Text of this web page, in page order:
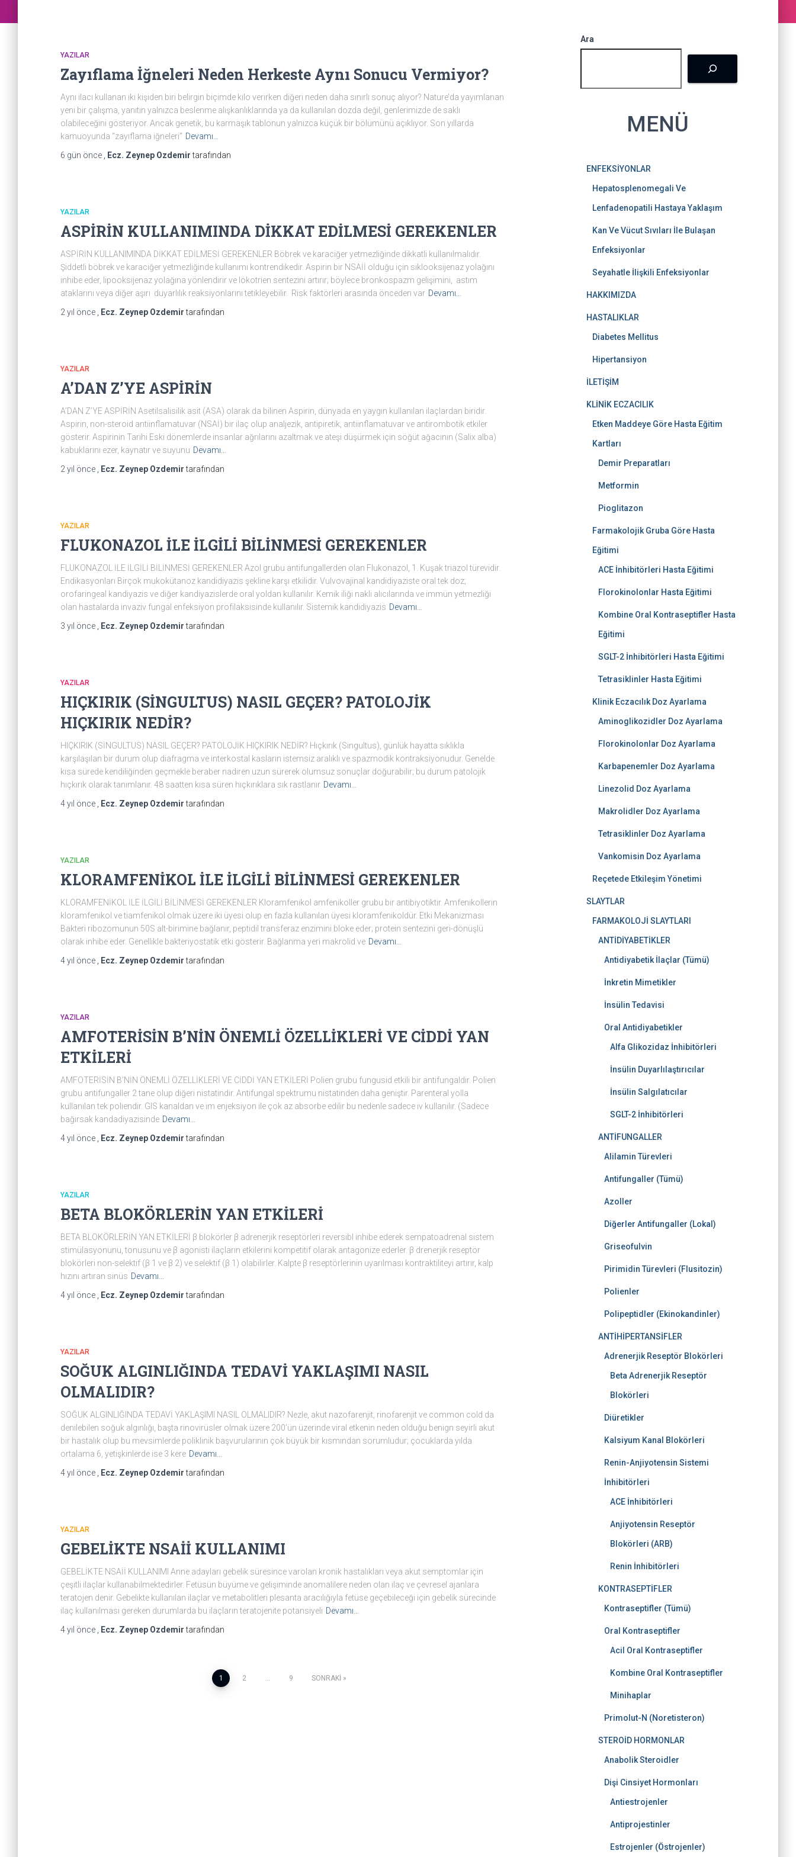
YAZILAR
Zayıflama İğneleri Neden Herkeste Aynı Sonucu Vermiyor?
Aynı ilacı kullanan iki kişiden biri belirgin biçimde kilo verirken diğeri neden daha sınırlı sonuç alıyor? Nature’da yayımlanan
yeni bir çalışma, yanıtın yalnızca beslenme alışkanlıklarında ya da kullanılan dozda değil, genlerimizde de saklı
olabileceğini gösteriyor. Ancak genetik, bu karmaşık tablonun yalnızca küçük bir bölümünü açıklıyor. Son yıllarda
kamuoyunda “zayıflama iğneleri” Devamı…
6 gün önce Ecz. Zeynep Ozdemirtarafından
YAZILAR
ASPİRİN KULLANIMINDA DİKKAT EDİLMESİ GEREKENLER
ASPİRİN KULLANIMINDA DİKKAT EDİLMESİ GEREKENLER Böbrek ve karaciğer yetmezliğinde dikkatli kullanılmalıdır.
Şiddetli böbrek ve karaciğer yetmezliğinde kullanımı kontrendikedir. Aspirin bir NSAİİ olduğu için siklooksijenaz yolağını
inhibe eder, lipooksijenaz yolağına yönlendirir ve lökotrien sentezini artırır; böylece bronkospazm gelişimini, astım
ataklarını veya diğer aşırı duyarlılık reaksiyonlarını tetikleyebilir. Risk faktörleri arasında önceden var Devamı…
2 yıl önce Ecz. Zeynep Ozdemirtarafından
YAZILAR
A’DAN Z’YE ASPİRİN
A’DAN Z’YE ASPİRİN Asetilsalisilik asit (ASA) olarak da bilinen Aspirin, dünyada en yaygın kullanılan ilaçlardan biridir.
Aspirin, non-steroid antiinflamatuvar (NSAİ) bir ilaç olup analjezik, antipiretik, antiinflamatuvar ve antirombotik etkiler
gösterir. Aspirinin Tarihi Eski dönemlerde insanlar ağrılarını azaltmak ve ateşi düşürmek için söğüt ağacının (Salix alba)
kabuklarını ezer, kaynatır ve suyunu Devamı…
2 yıl önce Ecz. Zeynep Ozdemirtarafından
YAZILAR
FLUKONAZOL İLE İLGİLİ BİLİNMESİ GEREKENLER
FLUKONAZOL İLE İLGİLİ BİLİNMESİ GEREKENLER Azol grubu antifungallerden olan Flukonazol, 1. Kuşak triazol türevidir.
Endikasyonları Birçok mukokütanoz kandidiyazis şekline karşı etkilidir. Vulvovajinal kandidiyaziste oral tek doz;
orofaringeal kandiyazis ve diğer kandiyazislerde oral yoldan kullanılır. Kemik iliği nakli alıcılarında ve immün yetmezliği
olan hastalarda invaziv fungal enfeksiyon profilaksisinde kullanılır. Sistemik kandidiyazis Devamı…
3 yıl önce Ecz. Zeynep Ozdemirtarafından
YAZILAR
HIÇKIRIK (SİNGULTUS) NASIL GEÇER? PATOLOJİK
HIÇKIRIK NEDİR?
HIÇKIRIK (SİNGULTUS) NASIL GEÇER? PATOLOJİK HIÇKIRIK NEDİR? Hıçkırık (Singultus), günlük hayatta sıklıkla
karşılaşılan bir durum olup diafragma ve interkostal kasların istemsiz aralıklı ve spazmodik kontraksiyonudur. Genelde
kısa sürede kendiliğinden geçmekle beraber nadiren uzun sürerek olumsuz sonuçlar doğurabilir; bu durum patolojik
hıçkırık olarak tanımlanır. 48 saatten kısa süren hıçkırıklara sık rastlanır Devamı…
4 yıl önce Ecz. Zeynep Ozdemirtarafından
YAZILAR
KLORAMFENİKOL İLE İLGİLİ BİLİNMESİ GEREKENLER
KLORAMFENİKOL İLE İLGİLİ BİLİNMESİ GEREKENLER Kloramfenikol amfenikoller grubu bir antibiyotiktir. Amfenikollerin
kloramfenikol ve tiamfenikol olmak üzere iki üyesi olup en fazla kullanılan üyesi kloramfenikoldür. Etki Mekanizması
Bakteri ribozomunun 50S alt-birimine bağlanır, peptidil transferaz enzimini bloke eder; protein sentezini geri-dönüşlü
olarak inhibe eder. Genellikle bakteriyostatik etki gösterir. Bağlanma yeri makrolid ve Devamı…
4 yıl önce Ecz. Zeynep Ozdemirtarafından
YAZILAR
AMFOTERİSİN B’NİN ÖNEMLİ ÖZELLİKLERİ VE CİDDİ YAN
ETKİLERİ
AMFOTERİSİN B’NİN ÖNEMLİ ÖZELLİKLERİ VE CİDDİ YAN ETKİLERİ Polien grubu fungusid etkili bir antifungaldir. Polien
grubu antifungaller 2 tane olup diğeri nistatindir. Antifungal spektrumu nistatinden daha geniştir. Parenteral yolla
kullanılan tek poliendir. GIS kanaldan ve im enjeksiyon ile çok az absorbe edilir bu nedenle sadece iv kullanılır. (Sadece
bağırsak kandadiyazisinde Devamı…
4 yıl önce Ecz. Zeynep Ozdemirtarafından
YAZILAR
BETA BLOKÖRLERİN YAN ETKİLERİ
BETA BLOKÖRLERİN YAN ETKİLERİ β blokörler β adrenerjik reseptörleri reversibl inhibe ederek sempatoadrenal sistem
stimülasyonunu, tonusunu ve β agonisti ilaçların etkilerini kompetitif olarak antagonize ederler. β drenerjik reseptör
blokörleri non-selektif (β 1 ve β 2) ve selektif (β 1) olabilirler. Kalpte β reseptörlerinin uyarılması kontraktiliteyi artırır, kalp
hızını artıran sinüs Devamı…
4 yıl önce Ecz. Zeynep Ozdemirtarafından
YAZILAR
SOĞUK ALGINLIĞINDA TEDAVİ YAKLAŞIMI NASIL
OLMALIDIR?
SOĞUK ALGINLIĞINDA TEDAVİ YAKLAŞIMI NASIL OLMALIDIR? Nezle, akut nazofarenjit, rinofarenjit ve common cold da
denilebilen soğuk algınlığı, başta rinovirüsler olmak üzere 200’ün üzerinde viral etkenin neden olduğu benign seyirli akut
bir hastalık olup bu mevsimlerde poliklinik başvurularının çok büyük bir kısmından sorumludur; çocuklarda yılda
ortalama 6, yetişkinlerde ise 3 kere Devamı…
4 yıl önce Ecz. Zeynep Ozdemirtarafından
YAZILAR
GEBELİKTE NSAİİ KULLANIMI
GEBELİKTE NSAİİ KULLANIMI Anne adayları gebelik süresince varolan kronik hastalıkları veya akut semptomlar için
çeşitli ilaçlar kullanabilmektedirler. Fetüsün büyüme ve gelişiminde anomalilere neden olan ilaç ve çevresel ajanlara
teratojen denir. Gebelikte kullanılan ilaçlar ve metabolitleri plesanta aracılığıyla fetüse geçebileceği için gebelik sürecinde
ilaç kullanılması gereken durumlarda bu ilaçların teratojenite potansiyeli Devamı…
4 yıl önce Ecz. Zeynep Ozdemirtarafından
1 2 … 9 SONRAKI
Ara
MENÜ
ENFEKSİYONLAR
Hepatosplenomegali Ve
Lenfadenopatili Hastaya Yaklaşım
Kan Ve Vücut Sıvıları İle Bulaşan
Enfeksiyonlar
Seyahatle İlişkili Enfeksiyonlar
HAKKIMIZDA
HASTALIKLAR
Diabetes Mellitus
Hipertansiyon
İLETİŞİM
KLİNİK ECZACILIK
Etken Maddeye Göre Hasta Eğitim
Kartları
Demir Preparatları
Metformin
Pioglitazon
Farmakolojik Gruba Göre Hasta
Eğitimi
ACE İnhibitörleri Hasta Eğitimi
Florokinolonlar Hasta Eğitimi
Kombine Oral Kontraseptifler Hasta
Eğitimi
SGLT-2 İnhibitörleri Hasta Eğitimi
Tetrasiklinler Hasta Eğitimi
Klinik Eczacılık Doz Ayarlama
Aminoglikozidler Doz Ayarlama
Florokinolonlar Doz Ayarlama
Karbapenemler Doz Ayarlama
Linezolid Doz Ayarlama
Makrolidler Doz Ayarlama
Tetrasiklinler Doz Ayarlama
Vankomisin Doz Ayarlama
Reçetede Etkileşim Yönetimi
SLAYTLAR
FARMAKOLOJİ SLAYTLARI
ANTİDİYABETİKLER
Antidiyabetik İlaçlar (Tümü)
İnkretin Mimetikler
İnsülin Tedavisi
Oral Antidiyabetikler
Alfa Glikozidaz İnhibitörleri
İnsülin Duyarlılaştırıcılar
İnsülin Salgılatıcılar
SGLT-2 İnhibitörleri
ANTİFUNGALLER
Alilamin Türevleri
Antifungaller (Tümü)
Azoller
Diğerler Antifungaller (Lokal)
Griseofulvin
Pirimidin Türevleri (Flusitozin)
Polienler
Polipeptidler (Ekinokandinler)
ANTİHİPERTANSİFLER
Adrenerjik Reseptör Blokörleri
Beta Adrenerjik Reseptör
Blokörleri
Diüretikler
Kalsiyum Kanal Blokörleri
Renin-Anjiyotensin Sistemi
İnhibitörleri
ACE İnhibitörleri
Anjiyotensin Reseptör
Blokörleri (ARB)
Renin İnhibitörleri
KONTRASEPTİFLER
Kontraseptifler (Tümü)
Oral Kontraseptifler
Acil Oral Kontraseptifler
Kombine Oral Kontraseptifler
Minihaplar
Primolut-N (Noretisteron)
STEROİD HORMONLAR
Anabolik Steroidler
Dişi Cinsiyet Hormonları
Antiestrojenler
Antiprojestinler
Estrojenler (Östrojenler)